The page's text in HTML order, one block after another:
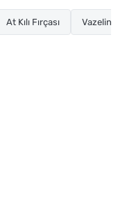
At Kılı Fırçası Vazelin